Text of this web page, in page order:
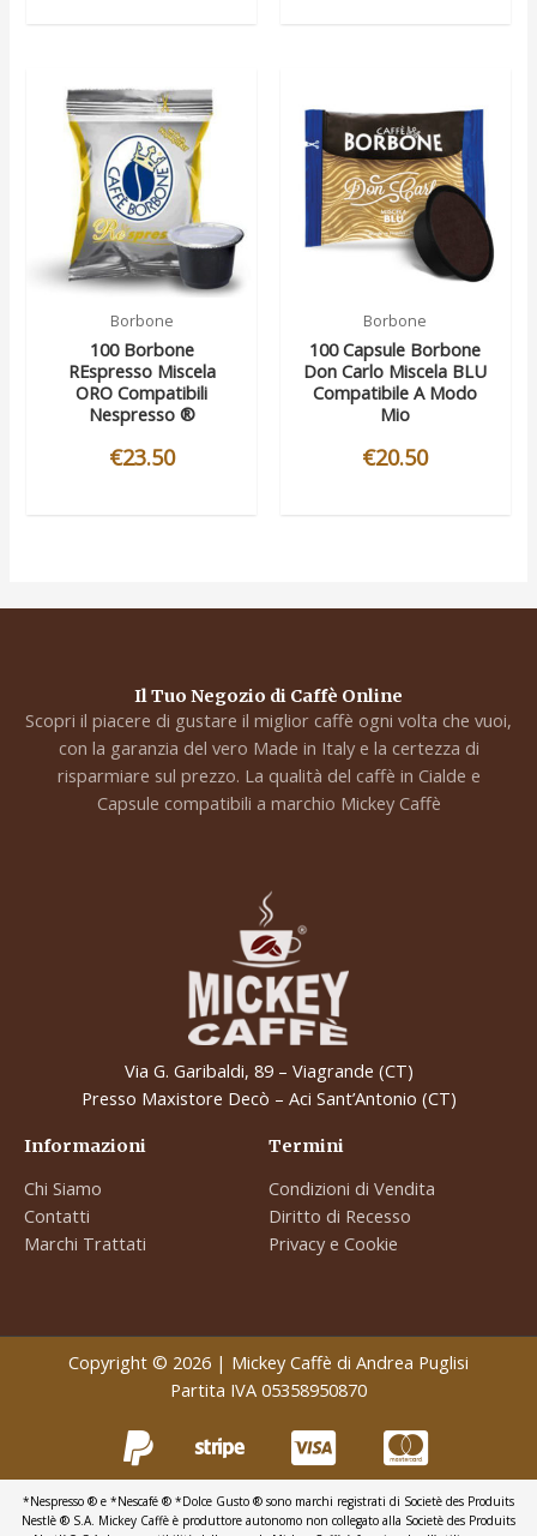
Borbone
100 Borbone
REspresso Miscela
ORO Compatibili
Nespresso ®
€23.50
Borbone
100 Capsule Borbone
Don Carlo Miscela BLU
Compatibile A Modo
Mio
€20.50
Il Tuo Negozio di Caffè Online
Scopri il piacere di gustare il miglior caffè ogni volta che vuoi,
con la garanzia del vero Made in Italy e la certezza di
risparmiare sul prezzo. La qualità del caffè in Cialde e
Capsule compatibili a marchio Mickey Caffè
Via G. Garibaldi, 89 – Viagrande (CT)
Presso Maxistore Decò – Aci Sant’Antonio (CT)
Informazioni
Chi Siamo
Contatti
Marchi Trattati
Termini
Condizioni di Vendita
Diritto di Recesso
Privacy e Cookie
Copyright © 2026 | Mickey Caffè di Andrea Puglisi
Partita IVA 05358950870
*Nespresso ® e *Nescafé ® *Dolce Gusto ® sono marchi registrati di Societè des Produits
Nestlè ® S.A. Mickey Caffè è produttore autonomo non collegato alla Societè des Produits